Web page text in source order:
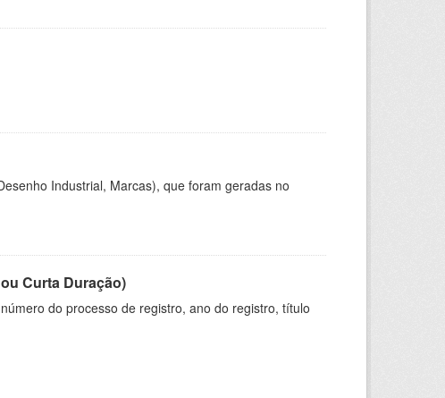
Industrial, Marcas), que foram geradas no
Curta Duração)
do processo de registro, ano do registro, título